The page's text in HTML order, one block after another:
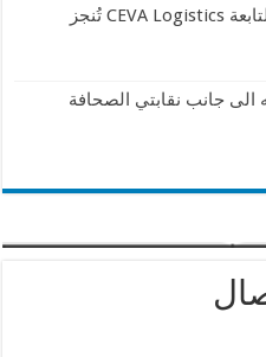
مجموعة CMA CGM عبر شركتها التابعة CEVA Logistics تُنجز
الى جانب نقابتي الصحافة